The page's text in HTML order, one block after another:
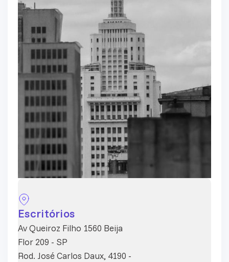
Escritórios
Av Queiroz Filho 1560 Beija
Flor 209 - SP
Rod. José Carlos Daux, 4190 -